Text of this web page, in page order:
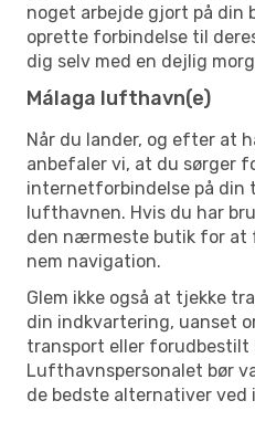
noget arbejde gjort på din
oprette forbindelse til
dig selv med en dejlig
Málaga lufthavn(e)
Når du lander, og efter at
anbefaler vi, at du sørger
internetforbindelse på
lufthavnen. Hvis du har
den nærmeste butik for at
nem navigation.
Glem ikke også at tjekke
din indkvartering, uanset
transport eller forudbestilt
Lufthavnspersonalet bør
de bedste alternativer ved